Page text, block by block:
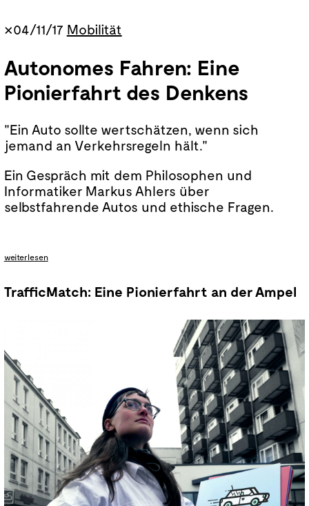
×04/11/17 Mobilität
Autonomes Fahren: Eine
Pionierfahrt des Denkens
"Ein Auto sollte wertschätzen, wenn sich
jemand an Verkehrsregeln hält."
Ein Gespräch mit dem Philosophen und
Informatiker Markus Ahlers über
selbstfahrende Autos und ethische Fragen.
Wie autonom sind autonome Fahrzeuge aus
Deiner Sicht?
weiterlesen
TrafficMatch: Eine Pionierfahrt an der Ampel